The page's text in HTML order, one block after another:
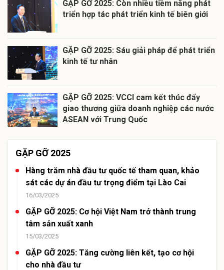
GẶP GỠ 2025: Còn nhiều tiềm năng phát
triển hợp tác phát triển kinh tế biên giới
GẶP GỠ 2025: Sáu giải pháp để phát triển
kinh tế tư nhân
GẶP GỠ 2025: VCCI cam kết thúc đẩy
giao thương giữa doanh nghiệp các nước
ASEAN với Trung Quốc
GẶP GỠ 2025
Hàng trăm nhà đầu tư quốc tế tham quan, khảo
sát các dự án đầu tư trọng điểm tại Lào Cai
16/03/2025
GẶP GỠ 2025: Cơ hội Việt Nam trở thành trung
tâm sản xuất xanh
15/03/2025
GẶP GỠ 2025: Tăng cường liên kết, tạo cơ hội
cho nhà đầu tư